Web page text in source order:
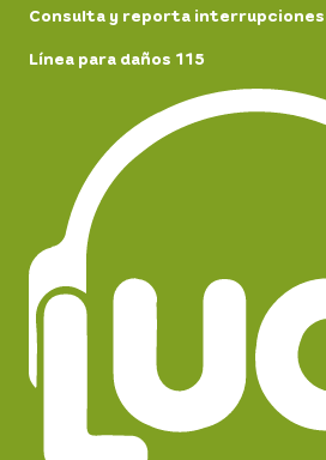
Consulta y reporta
Línea para daños 115